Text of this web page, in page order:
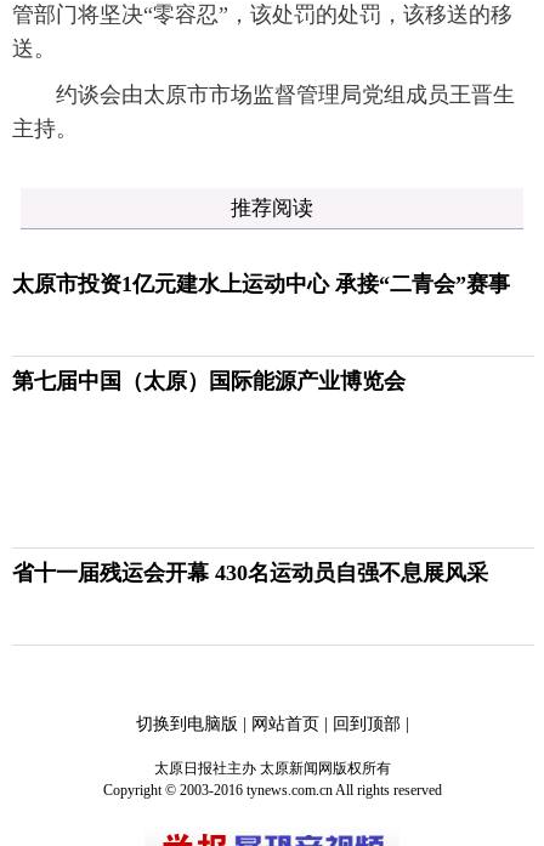
管部门将坚决“零容忍”，该处罚的处罚，该移送的移
送。
约谈会由太原市市场监督管理局党组成员王晋生
主持。
推荐阅读
太原市投资1亿元建水上运动中心 承接“二青会”赛事
第七届中国（太原）国际能源产业博览会
省十一届残运会开幕 430名运动员自强不息展风采
切换到电脑版 网站首页 回到顶部|
太原日报社主办 太原新闻网版权所有
Copyright © 2003-2016 tynews.com.cn All rights reserved